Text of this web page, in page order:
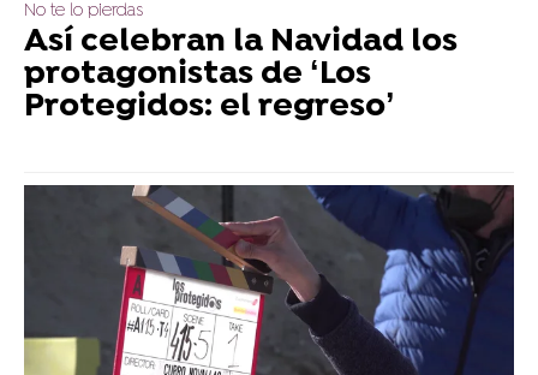
No te lo pierdas
Así celebran la Navidad los
protagonistas de ‘Los
Protegidos: el regreso’